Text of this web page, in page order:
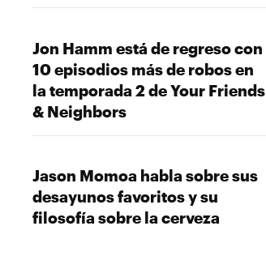
Jon Hamm está de regreso con
10 episodios más de robos en
la temporada 2 de Your Friends
& Neighbors
Jason Momoa habla sobre sus
desayunos favoritos y su
filosofía sobre la cerveza